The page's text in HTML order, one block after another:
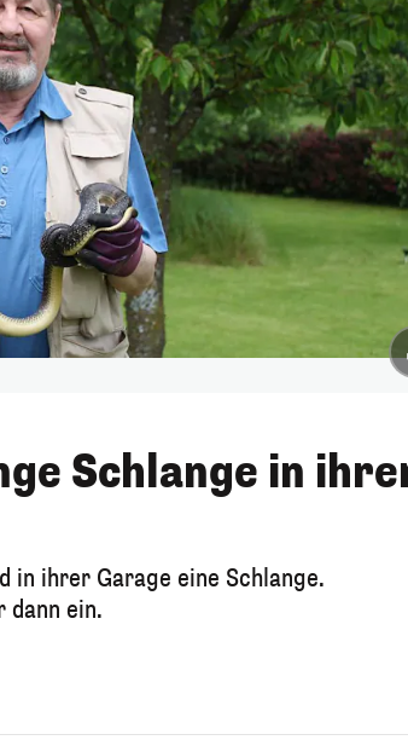
Schlange in
in ihrer Garage eine Schlange.
dann ein.